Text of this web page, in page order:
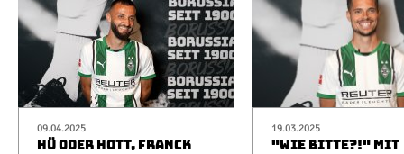
09.04.2025
HÜ ODER HOTT, FRANCK
19.03.2025
"WIE BITTE?!" MIT